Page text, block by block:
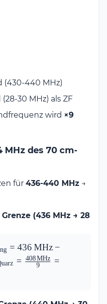
(430-440 MHz)
30 MHz) als ZF
wird ×9
MHz des 70 cm-
für 436-440 MHz →
(436 MHz → 28
= 436 MHz −
=
= 9
408MHz =